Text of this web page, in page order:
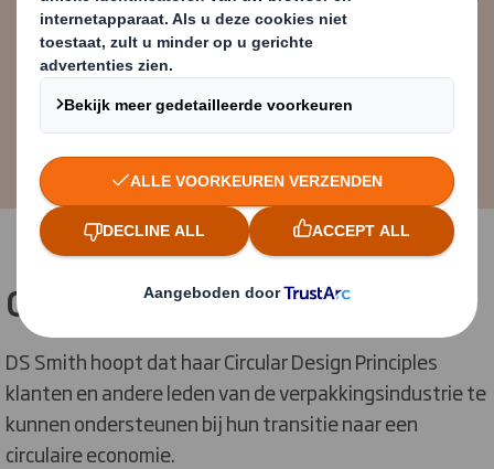
Stefano Rossi
Packaging CEO bij DS Smith
Circular Design Principles
DS Smith hoopt dat haar Circular Design Principles
klanten en andere leden van de verpakkingsindustrie te
kunnen ondersteunen bij hun transitie naar een
circulaire economie.